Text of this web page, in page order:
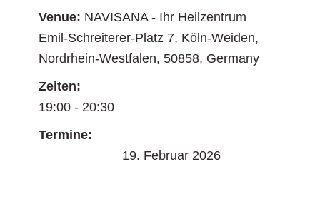
Venue: NAVISANA - Ihr Heilzentrum
Emil-Schreiterer-Platz 7, Köln-Weiden,
Nordrhein-Westfalen, 50858, Germany
Zeiten:
19:00 - 20:30
Termine:
19. Februar 2026